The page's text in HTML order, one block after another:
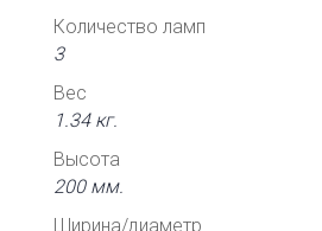
Количество ламп
3
Вес
1.34 кг.
Высота
200 мм.
Ширина/диаметр